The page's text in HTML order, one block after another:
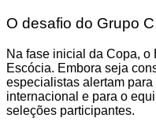
O desafio do Grupo C
Na fase inicial da Copa, o
Escócia. Embora seja
especialistas alertam para
internacional e para o
seleções participantes.